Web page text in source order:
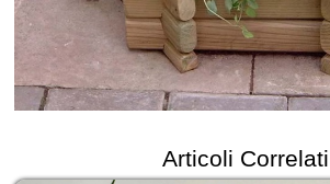
Articoli Correlati